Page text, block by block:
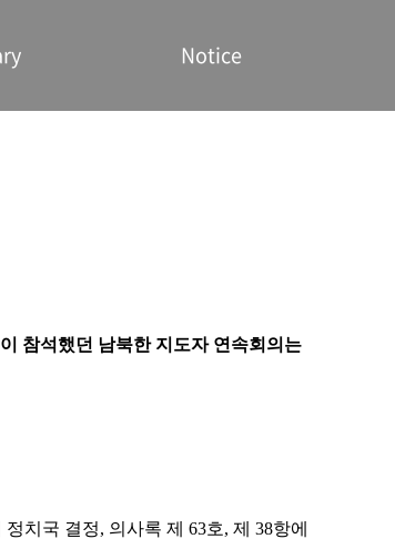
Notice
참석했던 남북한 지도자 연속회의는
치국 결정, 의사록 제 63호, 제 38항에